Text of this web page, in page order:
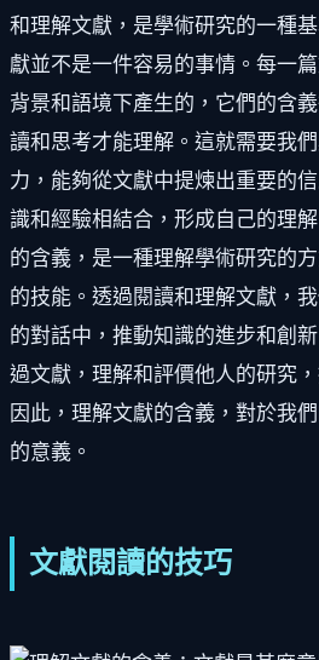
和理解文獻，是學術研究的一種
獻並不是一件容易的事情。每一
背景和語境下產生的，它們的含
讀和思考才能理解。這就需要我
力，能夠從文獻中提煉出重要的
識和經驗相結合，形成自己的理
的含義，是一種理解學術研究的
的技能。透過閱讀和理解文獻，
的對話中，推動知識的進步和創
過文獻，理解和評價他人的研究
因此，理解文獻的含義，對於我
的意義。
文獻閱讀的技巧